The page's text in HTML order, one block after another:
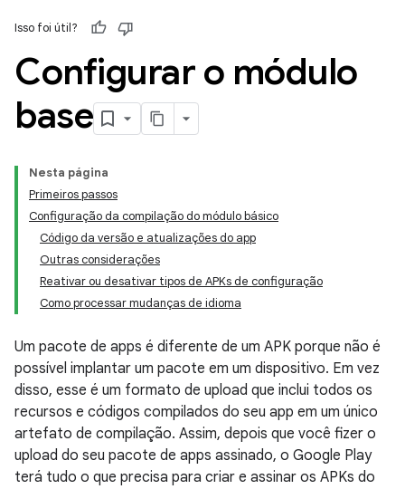
Isso foi útil?
Configurar o módulo
base
Nesta página
Primeiros passos
Configuração da compilação do módulo básico
Código da versão e atualizações do app
Outras considerações
Reativar ou desativar tipos de APKs de configuração
Como processar mudanças de idioma
Um pacote de apps é diferente de um APK porque não é
possível implantar um pacote em um dispositivo. Em vez
disso, esse é um formato de upload que inclui todos os
recursos e códigos compilados do seu app em um único
artefato de compilação. Assim, depois que você fizer o
upload do seu pacote de apps assinado, o Google Play
terá tudo o que precisa para criar e assinar os APKs do